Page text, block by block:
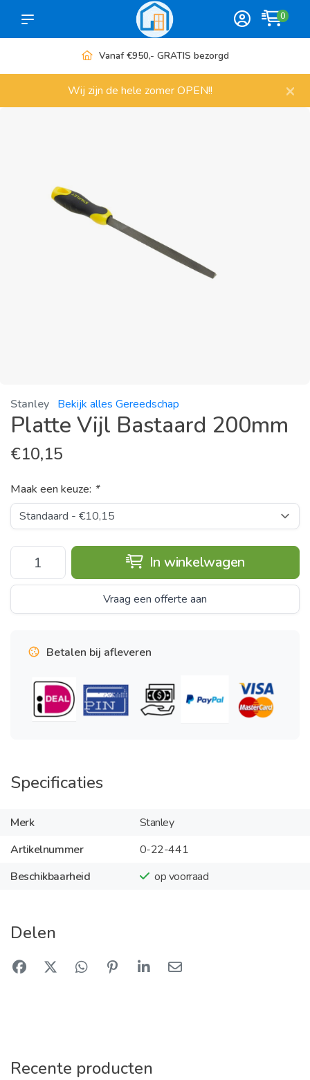
0
Vanaf €950,- GRATIS bezorgd
Wij zijn de hele zomer OPEN!! ×
Stanley Bekijk alles Gereedschap
Platte Vijl Bastaard 200mm
€10,15
Maak een keuze: *
In winkelwagen
Vraag een offerte aan
Betalen bij afleveren
Specificaties
Merk
Stanley
Artikelnummer
0-22-441
Beschikbaarheid
op voorraad
Delen
Recente producten